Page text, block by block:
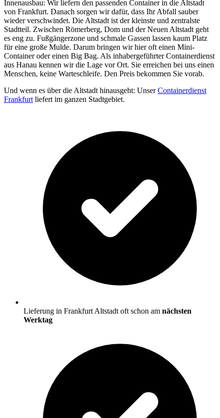
Innenausbau: Wir liefern den passenden Container in die Altstadt
von Frankfurt. Danach sorgen wir dafür, dass Ihr Abfall sauber
wieder verschwindet. Die Altstadt ist der kleinste und zentralste
Stadtteil. Zwischen Römerberg, Dom und der Neuen Altstadt geht
es eng zu. Fußgängerzone und schmale Gassen lassen kaum Platz
für eine große Mulde. Darum bringen wir hier oft einen Mini-
Container oder einen Big Bag. Als inhabergeführter Containerdienst
aus Hanau kennen wir die Lage vor Ort. Sie erreichen bei uns einen
Menschen, keine Warteschleife. Den Preis bekommen Sie vorab.
Und wenn es über die Altstadt hinausgeht: UnserContainerdienst
Frankfurt liefert im ganzen Stadtgebiet.
Lieferung in Frankfurt Altstadt oft schon am nächsten
Werktag